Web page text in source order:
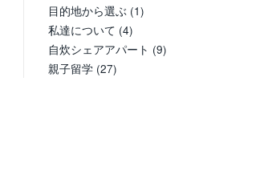
目的地から選ぶ (1)
私達について (4)
自炊シェアアパート (9)
親子留学 (27)